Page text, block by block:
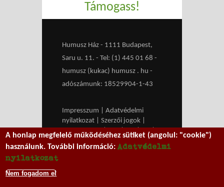
Támogass!
Humusz Ház - 1111 Budapest,
Saru u. 11. - Tel: (1) 445 01 68 -
humusz (kukac) humusz . hu -
adószámunk: 18529904-1-43
Impresszum
Adatvédelmi
nyilatkozat
Szerzői jogok
Médiaajánlat
RSS HU| EN
A honlap megfelelő működéséhez sütiket (angolul: "cookie")
használunk. További információ:Adatvédelmi
nyilatkozat
Nem fogadom el